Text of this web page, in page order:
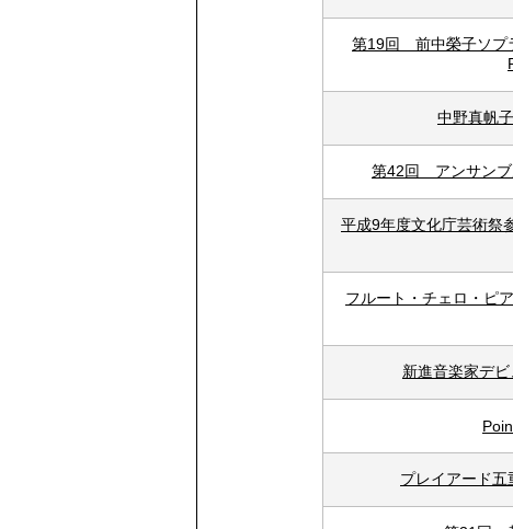
第19回 前中榮子ソプ
中野真帆
第42回 アンサン
平成9年度文化庁芸術
フルート・チェロ・ピ
新進音楽家デ
プレイアード